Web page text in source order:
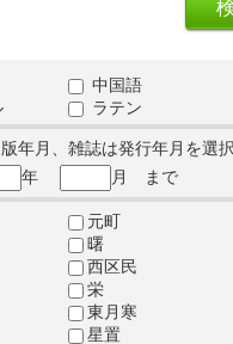
中国語
ラテン
年月、雑誌は発行年月を選
年 月 まで
元町
曙
西区民
栄
東月寒
星置